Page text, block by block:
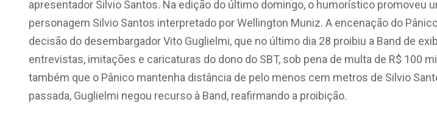
apresentador Silvio Santos. Na edição do último domingo, o humorístico promoveu
personagem Silvio Santos interpretado por Wellington Muniz. A encenação do
decisão do desembargador Vito Guglielmi, que no último dia 28 proibiu a Band de
entrevistas, imitações e caricaturas do dono do SBT, sob pena de multa de R$ 100
também que o Pânico mantenha distância de pelo menos cem metros de Silvio
passada, Guglielmi negou recurso à Band, reafirmando a proibição.